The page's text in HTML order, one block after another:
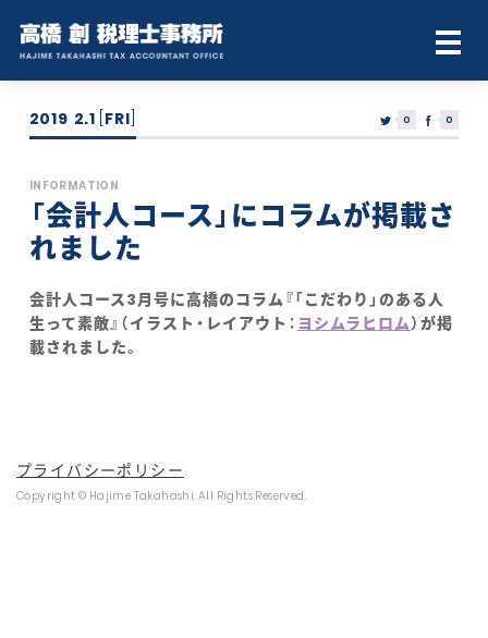
2019 2.1 FRI 0 0
INFORMATION
「会計人コース」にコラムが掲載さ
れました
会計人コース3月号に高橋のコラム『「こだわり」のある人
生って素敵』（イラスト・レイアウト： ヨシムラヒロム）が掲
載されました。
プライバシーポリシー
Copyright © Hajime Takahashi. All Rights Reserved.